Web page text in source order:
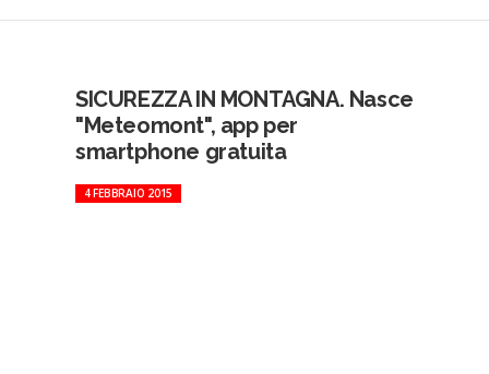
SICUREZZA IN MONTAGNA. Nasce
"Meteomont", app per
smartphone gratuita
4 FEBBRAIO 2015